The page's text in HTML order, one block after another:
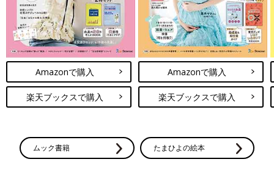
を断ちきるためにできることはいっぱいあります。私がおすすめ
している対策を５つ紹介します。
【対策１】睡眠環境を整える
部屋に光が入ってきていたり、暑かったりするとなかなか眠って
くれないことがあります。部屋は遮光をして暗くし、大人が少し
肌寒いくらい涼しくしてあげましょう。
ねんねルーティンとは「寝る前に毎日同じことを同じ順番で繰り
Amazonで購入
楽天ブックスで購入
Amazonで購入
楽天ブックスで購入
ムック書籍 たまひよの絵本